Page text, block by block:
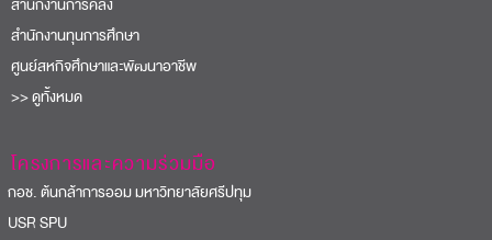
สำนักงานการคลัง
สำนักงานทุนการศึกษา
ศูนย์สหกิจศึกษาและพัฒนาอาชีพ
>> ดูทั้งหมด
โครงการและความร่วมมือ
ช. ต้นกล้าการออม มหาวิทยาลัยศรีปทุม
SPU